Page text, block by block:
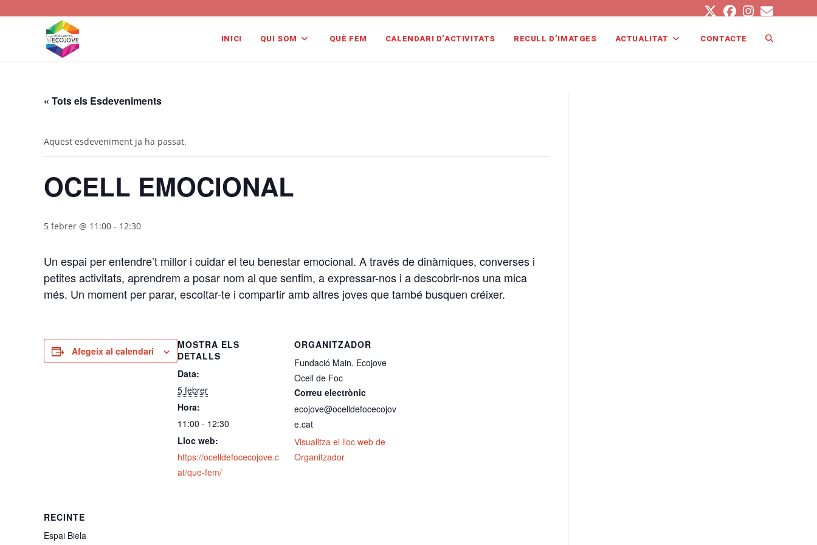
INICI QUI SOM QUÈ FEM CALENDARI D’ACTIVITATS RECULL D’IMATGES ACTUALITAT CONTACTE ALTERNA
« Tots els Esdeveniments
Aquest esdeveniment ja ha passat.
OCELL EMOCIONAL
5 febrer @ 11:00 - 12:30
Un espai per entendre’t millor i cuidar el teu benestar emocional. A través de dinàmiques, converses i
petites activitats, aprendrem a posar nom al que sentim, a expressar-nos i a descobrir-nos una mica
més. Un moment per parar, escoltar-te i compartir amb altres joves que també busquen créixer.
Afegeix al calendari
MOSTRA ELS
DETALLS
Data:
5 febrer
Hora:
11:00 - 12:30
Lloc web:
https://ocelldefocecojove.c
at/que-fem/
ORGANITZADOR
Fundació Main. Ecojove
Ocell de Foc
Correu electrònic
ecojove@ocelldefocecojov
e.cat
Visualitza el lloc web de
Organitzador
RECINTE
Espai Biela